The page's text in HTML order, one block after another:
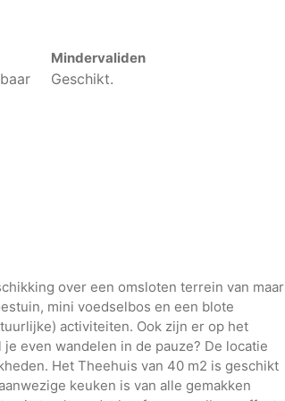
Mindervaliden
Geschikt.
over een omsloten terrein van maar
mini voedselbos en een blote
activiteiten. Ook zijn er op het
even wandelen in de pauze? De locatie
Het Theehuis van 40 m2 is geschikt
keuken is van alle gemakken